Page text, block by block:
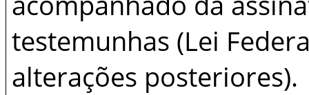
testemunhas (Lei
alterações posteriores).